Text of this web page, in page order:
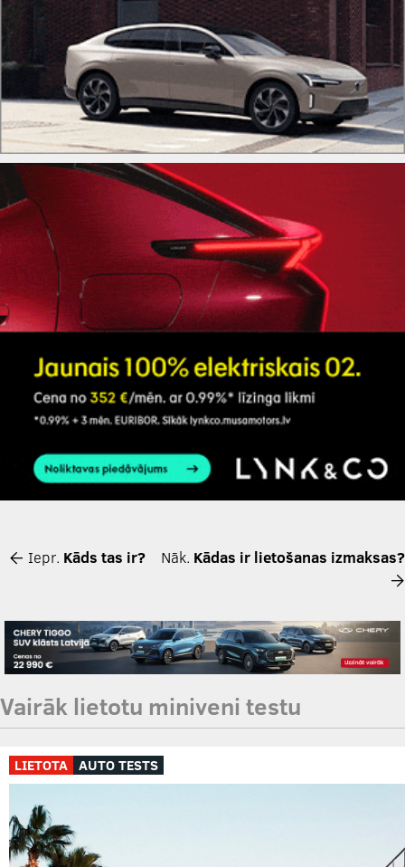
Iepr. Kāds tas ir? Nāk. Kādas ir lietošanas izmaksas?
Vairāk lietotu miniveni testu
LIETOTA AUTO TESTS